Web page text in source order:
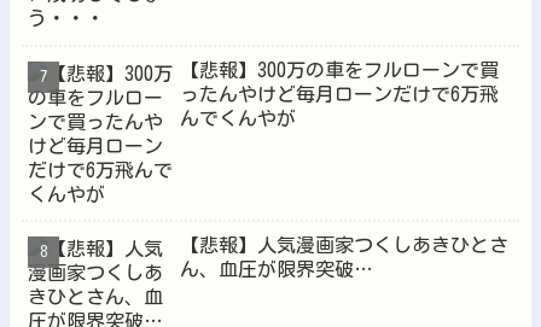
【悲報】300万の車をフルローンで買
ったんやけど毎月ローンだけで6万飛
んでくんやが
【悲報】人気漫画家つくしあきひとさ
ん、血圧が限界突破…